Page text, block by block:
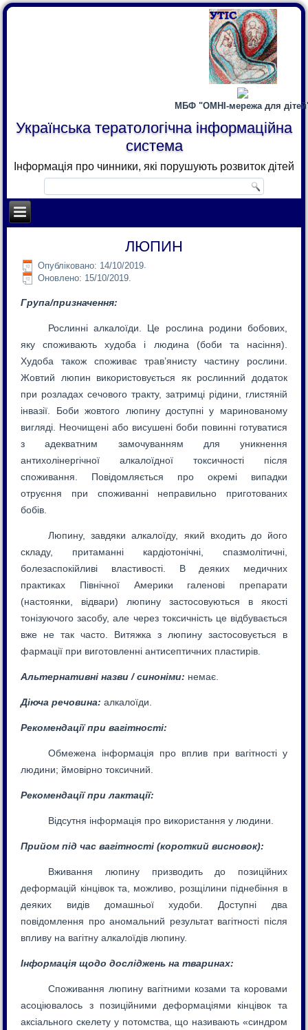
МБФ "ОМНІ-мережа для
Українська тератологічна інформаційна
система
Інформація про чинники, які порушують розвиток дітей
ЛЮПИН
Опубліковано: 14/10/2019.
Оновлено: 15/10/2019.
Група/призначення:
Рослинні алкалоїди. Це рослина родини бобових,
яку споживають худоба і людина (боби та насіння).
Худоба також споживає трав’янисту частину рослини.
Жовтий люпин використовується як рослинний додаток
при розладах сечового тракту, затримці рідини, глистяній
інвазії. Боби жовтого люпину доступні у маринованому
вигляді. Неочищені або висушені боби повинні готуватися
з адекватним замочуванням для уникнення
антихолінергічної алкалоїдної токсичності після
споживання. Повідомляється про окремі випадки
отруєння при споживанні неправильно приготованих
бобів.
Люпину, завдяки алкалоїду, який входить до його
складу, притаманні кардіотонічні, спазмолітичні,
болезаспокійливі властивості. В деяких медичних
практиках Північної Америки галенові препарати
(настоянки, відвари) люпину застосовуються в якості
тонізуючого засобу, але через токсичність це відбувається
вже не так часто. Витяжка з люпину застосовується в
фармації при виготовленні антисептичних пластирів.
Альтернативні назви / синоніми: немає.
Діюча речовина: алкалоїди.
Рекомендації при вагітності:
Обмежена інформація про вплив при вагітності у
людини; ймовірно токсичний.
Рекомендації при лактації:
Відсутня інформація про використання у людини.
Прийом під час вагітності (короткий висновок):
Вживання люпину призводить до позиційних
деформацій кінцівок та, можливо, розщілини піднебіння в
деяких видів домашньої худоби. Доступні два
повідомлення про аномальний результат вагітності після
впливу на вагітну алкалоїдів люпину.
Інформація щодо досліджень на тваринах:
Споживання люпину вагітними козами та коровами
асоціювалось з позиційними деформаціями кінцівок та
аксіального скелету у потомства, що називають «синдром
PAIN – WOMAN – UKRAINE – PUTIN
MOTHER – SISTER – SPOUSE – MOTHER
HELP! – Click